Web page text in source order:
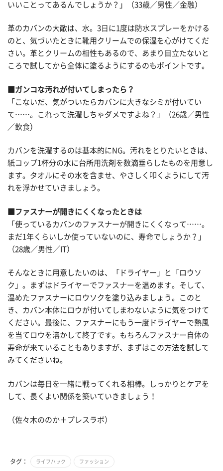
いいことってあるんでしょうか？」（33歳／男性／金融）
革のカバンの大敵は、水。3日に1度は防水スプレーをかける
のと、気づいたときに靴用クリームでの保湿を心がけてくだ
さい。革とクリームの相性もあるので、あまり目立たないと
ころで試してから全体に塗るようにするのもポイントです。
■ガンコな汚れが付いてしまったら？
「こないだ、気がついたらカバンに大きなシミが付いてい
て……。これって洗濯しちゃダメですよね？」（26歳／男性
／飲食）
カバンを洗濯するのは基本的にNG。汚れをとりたいときは、
紙コップ1杯分の水に台所用洗剤を数滴垂らしたものを用意し
ます。タオルにその水を含ませ、やさしく叩くようにして汚
れを浮かせていきましょう。
■ファスナーが開きにくくなったときは
「使っているカバンのファスナーが開きにくくなって……。
まだ1年くらいしか使っていないのに、寿命でしょうか？」
（28歳／男性／IT）
そんなときに用意したいのは、「ドライヤー」と「ロウソ
ク」。まずはドライヤーでファスナーを温めます。そして、
温めたファスナーにロウソクを塗り込みましょう。このと
き、カバン本体にロウが付いてしまわないように気をつけて
ください。最後に、ファスナーにもう一度ドライヤーで熱風
を当てロウを溶かして終了です。もちろんファスナー自体の
寿命が来ていることもありますが、まずはこの方法を試して
みてくださいね。
カバンは毎日を一緒に戦ってくれる相棒。しっかりとケアを
して、長くよい関係を築いていきましょう！
（佐々木ののか＋プレスラボ）
タグ： ライフハック ファッション